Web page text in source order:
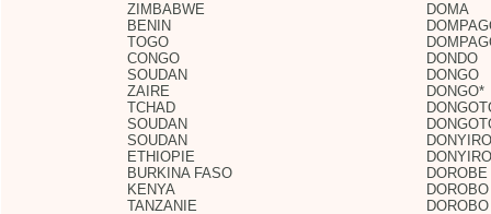
ZIMBABWE
DOMA
BENIN
TOGO
CONGO
DONDO
SOUDAN
DONGO
ZAIRE
DONGO*
TCHAD
SOUDAN
SOUDAN
DONYIRO
ETHIOPIE
DONYIRO
BURKINA FASO
DOROBE
KENYA
DOROBO
TANZANIE
DOROBO